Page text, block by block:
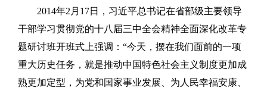
2014年2月17日，习近平总书记在省部级主要领导
干部学习贯彻党的十八届三中全会精神全面深化改革专
题研讨班开班式上强调：“今天，摆在我们面前的一项
重大历史任务，就是推动中国特色社会主义制度更加成
熟更加定型，为党和国家事业发展、为人民幸福安康、